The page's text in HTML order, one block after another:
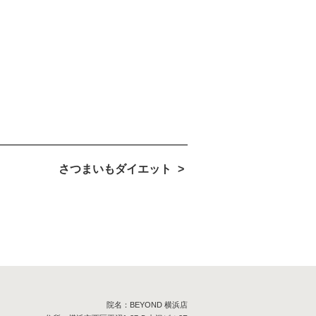
さつまいもダイエット
院名：BEYOND 横浜店